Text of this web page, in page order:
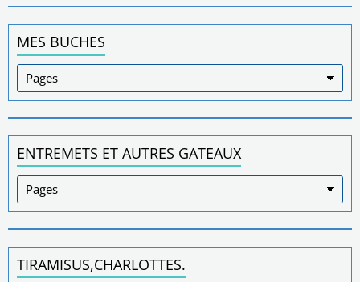
MES BUCHES
ENTREMETS ET AUTRES GATEAUX
TIRAMISUS,CHARLOTTES.